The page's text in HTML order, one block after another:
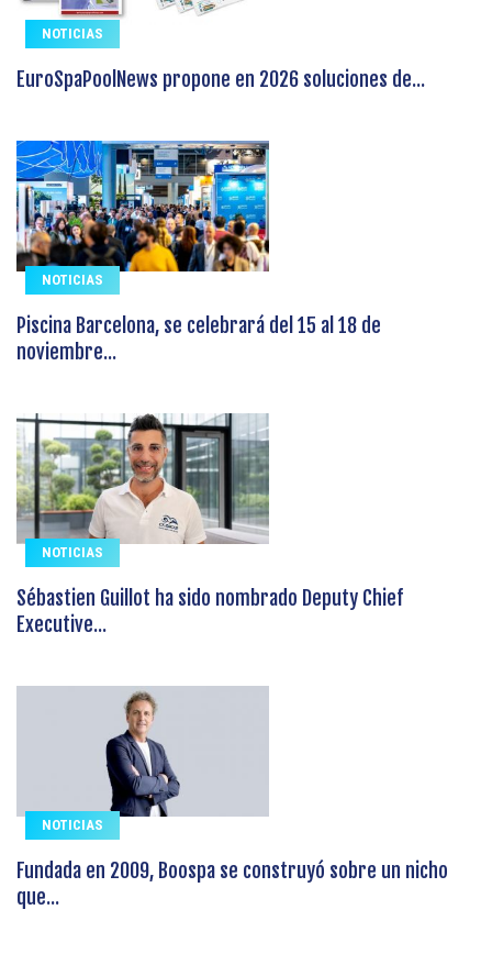
NOTICIAS
EuroSpaPoolNews propone en 2026 soluciones de...
NOTICIAS
Piscina Barcelona, se celebrará del 15 al 18 de
noviembre...
NOTICIAS
Sébastien Guillot ha sido nombrado Deputy Chief
Executive...
NOTICIAS
Fundada en 2009, Boospa se construyó sobre un nicho
que...